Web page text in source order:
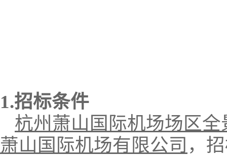
1.招标条件
杭州萧山国际机场场区
萧山国际机场有限公司 ，